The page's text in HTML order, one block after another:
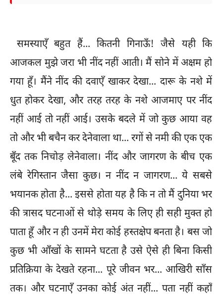
समस्याएँ बहुत हैं... कितनी गिनाऊँ! जैसे यही कि
आजकल मुझे जरा भी नींद नहीं आती। मैं सोने में अक्षम हो
गया हूँ। मैंने नींद की दवाएँ खाकर देखा... दारू के नशे में
धुत होकर देखा, और तरह तरह के नशे आजमाए पर नींद
नहीं आई तो नहीं आई। उसके बदले में जो कुछ आया वह
तो और भी बचैन कर देनेवाला था... रगों से नमी की एक एक
बूँद तक निचोड़ लेनेवाला। नींद और जागरण के बीच एक
लंबे रेगिस्तान जैसा कुछ। न नींद न जागरण... ये सबसे
भयानक होता है... इससे होता यह है कि न तो मैं दुनिया भर
की त्रासद घटनाओं से थोड़े समय के लिए ही सही मुक्त हो
पाता हूँ और न ही उनमें मेरा कोई हस्तक्षेप बनता है। बस जो
कुछ भी आँखों के सामने घटता है उसे ऐसे ही बिना किसी
प्रतिक्रिया के देखते रहना... पूरे जीवन भर... आखिरी साँस
तक। और घटनाएँ उनका कोई अंत नहीं... पता नहीं कहाँ